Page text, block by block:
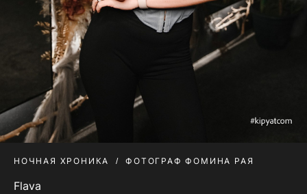
НОЧНАЯ ХРОНИКА ФОТОГРАФ ФОМИНА РАЯ
Flava